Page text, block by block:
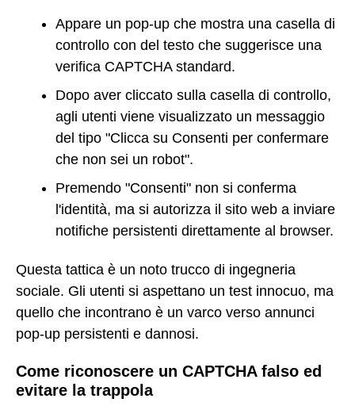
Appare un pop-up che mostra una casella di
controllo con del testo che suggerisce una
verifica CAPTCHA standard.
Dopo aver cliccato sulla casella di controllo,
agli utenti viene visualizzato un messaggio
del tipo "Clicca su Consenti per confermare
che non sei un robot".
Premendo "Consenti" non si conferma
l'identità, ma si autorizza il sito web a inviare
notifiche persistenti direttamente al browser.
Questa tattica è un noto trucco di ingegneria
sociale. Gli utenti si aspettano un test innocuo, ma
quello che incontrano è un varco verso annunci
pop-up persistenti e dannosi.
Come riconoscere un CAPTCHA falso ed
evitare la trappola